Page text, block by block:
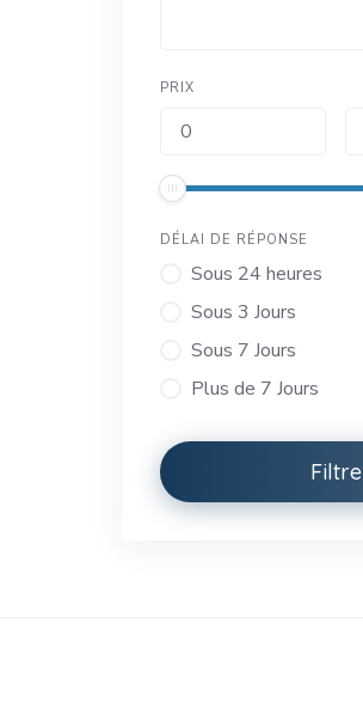
PRIX
DÉLAI DE RÉPONSE
Sous 24 heures
Sous 3 Jours
Sous 7 Jours
Plus de 7 Jours
Filtre